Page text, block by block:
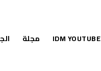
IDM YOUTUBE مجلة